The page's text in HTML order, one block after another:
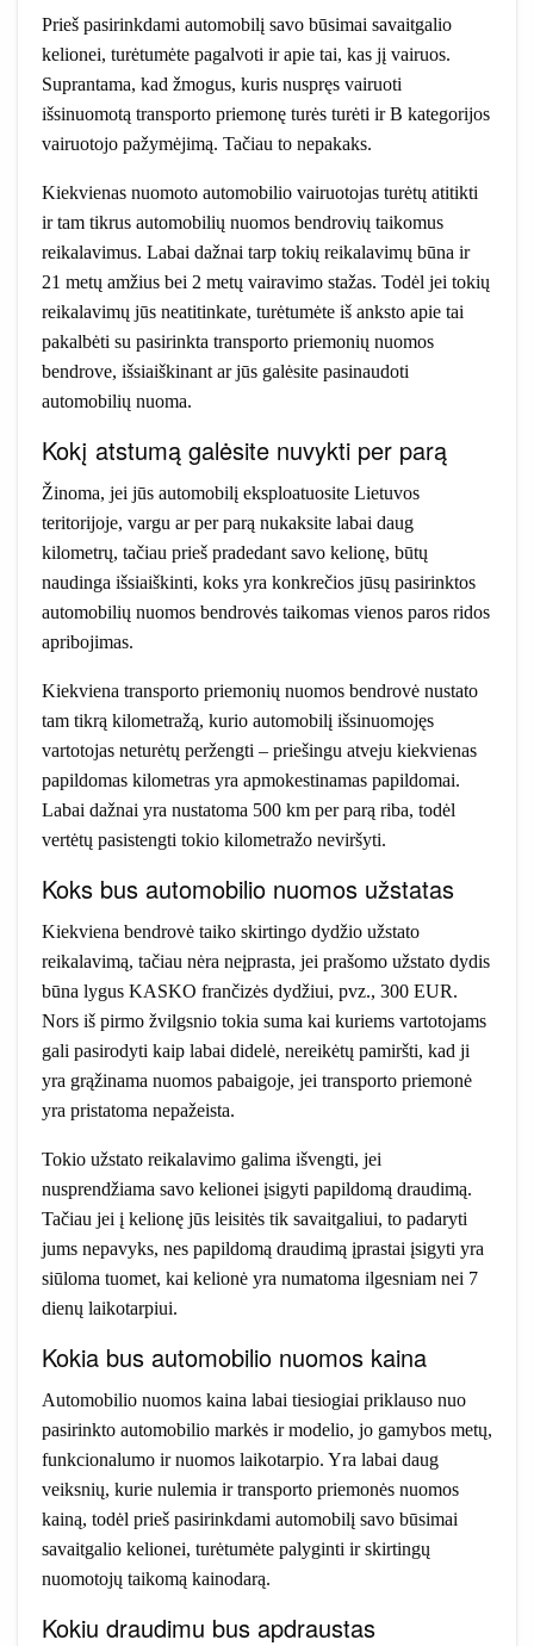
Prieš pasirinkdami automobilį savo būsimai savaitgalio
kelionei, turėtumėte pagalvoti ir apie tai, kas jį vairuos.
Suprantama, kad žmogus, kuris nuspręs vairuoti
išsinuomotą transporto priemonę turės turėti ir B kategorijos
vairuotojo pažymėjimą. Tačiau to nepakaks.
Kiekvienas nuomoto automobilio vairuotojas turėtų atitikti
ir tam tikrus automobilių nuomos bendrovių taikomus
reikalavimus. Labai dažnai tarp tokių reikalavimų būna ir
21 metų amžius bei 2 metų vairavimo stažas. Todėl jei tokių
reikalavimų jūs neatitinkate, turėtumėte iš anksto apie tai
pakalbėti su pasirinkta transporto priemonių nuomos
bendrove, išsiaiškinant ar jūs galėsite pasinaudoti
automobilių nuoma.
Kokį atstumą galėsite nuvykti per parą
Žinoma, jei jūs automobilį eksploatuosite Lietuvos
teritorijoje, vargu ar per parą nukaksite labai daug
kilometrų, tačiau prieš pradedant savo kelionę, būtų
naudinga išsiaiškinti, koks yra konkrečios jūsų pasirinktos
automobilių nuomos bendrovės taikomas vienos paros ridos
apribojimas.
Kiekviena transporto priemonių nuomos bendrovė nustato
tam tikrą kilometražą, kurio automobilį išsinuomojęs
vartotojas neturėtų peržengti – priešingu atveju kiekvienas
papildomas kilometras yra apmokestinamas papildomai.
Labai dažnai yra nustatoma 500 km per parą riba, todėl
vertėtų pasistengti tokio kilometražo neviršyti.
Koks bus automobilio nuomos užstatas
Kiekviena bendrovė taiko skirtingo dydžio užstato
reikalavimą, tačiau nėra neįprasta, jei prašomo užstato dydis
būna lygus KASKO frančizės dydžiui, pvz., 300 EUR.
Nors iš pirmo žvilgsnio tokia suma kai kuriems vartotojams
gali pasirodyti kaip labai didelė, nereikėtų pamiršti, kad ji
yra grąžinama nuomos pabaigoje, jei transporto priemonė
yra pristatoma nepažeista.
Tokio užstato reikalavimo galima išvengti, jei
nusprendžiama savo kelionei įsigyti papildomą draudimą.
Tačiau jei į kelionę jūs leisitės tik savaitgaliui, to padaryti
jums nepavyks, nes papildomą draudimą įprastai įsigyti yra
siūloma tuomet, kai kelionė yra numatoma ilgesniam nei 7
dienų laikotarpiui.
Kokia bus automobilio nuomos kaina
Automobilio nuomos kaina labai tiesiogiai priklauso nuo
pasirinkto automobilio markės ir modelio, jo gamybos metų,
funkcionalumo ir nuomos laikotarpio. Yra labai daug
veiksnių, kurie nulemia ir transporto priemonės nuomos
kainą, todėl prieš pasirinkdami automobilį savo būsimai
savaitgalio kelionei, turėtumėte palyginti ir skirtingų
nuomotojų taikomą kainodarą.
Kokiu draudimu bus apdraustas